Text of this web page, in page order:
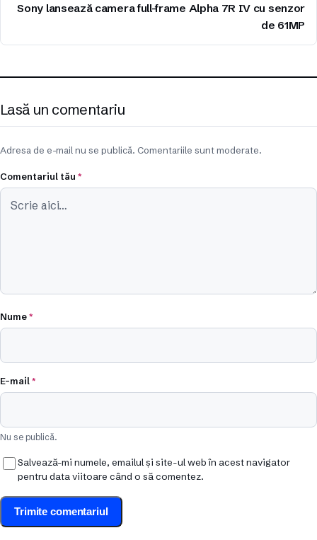
Sony lansează camera full-frame Alpha 7R IV cu senzor
de 61MP
Lasă un comentariu
Adresa de e-mail nu se publică. Comentariile sunt moderate.
Comentariul tău *
Nume*
E-mail*
Nu se publică.
Salvează-mi numele, emailul și site-ul web în acest navigator
pentru data viitoare când o să comentez.